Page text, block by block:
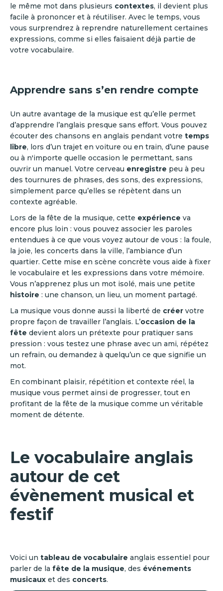
le même mot dans plusieurs contextes, il devient plus
facile à prononcer et à réutiliser. Avec le temps, vous
vous surprendrez à reprendre naturellement certaines
expressions, comme si elles faisaient déjà partie de
votre vocabulaire.
Apprendre sans s’en rendre compte
Un autre avantage de la musique est qu’elle permet
d’apprendre l’anglais presque sans effort. Vous pouvez
écouter des chansons en anglais pendant votre temps
libre, lors d’un trajet en voiture ou en train, d’une pause
ou à n'importe quelle occasion le permettant, sans
ouvrir un manuel. Votre cerveau enregistre peu à peu
des tournures de phrases, des sons, des expressions,
simplement parce qu’elles se répètent dans un
contexte agréable.
Lors de la fête de la musique, cette expérience va
encore plus loin : vous pouvez associer les paroles
entendues à ce que vous voyez autour de vous : la foule,
la joie, les concerts dans la ville, l’ambiance d’un
quartier. Cette mise en scène concrète vous aide à fixer
le vocabulaire et les expressions dans votre mémoire.
Vous n’apprenez plus un mot isolé, mais une petite
histoire : une chanson, un lieu, un moment partagé.
La musique vous donne aussi la liberté de créer votre
propre façon de travailler l’anglais. L’occasion de la
fête devient alors un prétexte pour pratiquer sans
pression : vous testez une phrase avec un ami, répétez
un refrain, ou demandez à quelqu’un ce que signifie un
mot.
En combinant plaisir, répétition et contexte réel, la
musique vous permet ainsi de progresser, tout en
profitant de la fête de la musique comme un véritable
moment de détente.
Le vocabulaire anglais
autour de cet
évènement musical et
festif
Voici un tableau de vocabulaire anglais essentiel pour
parler de la fête de la musique, des événements
musicaux et des concerts.